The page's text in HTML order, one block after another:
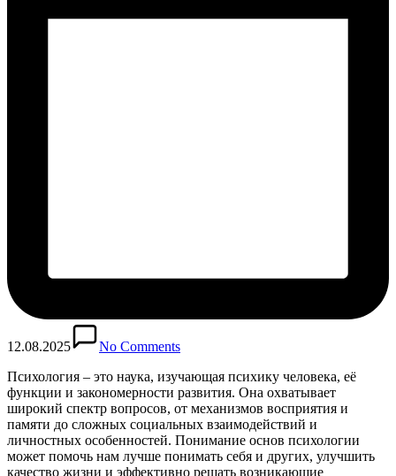
12.08.2025
No Comments
Психология – это наука, изучающая психику человека, её
функции и закономерности развития. Она охватывает
широкий спектр вопросов, от механизмов восприятия и
памяти до сложных социальных взаимодействий и
личностных особенностей. Понимание основ психологии
может помочь нам лучше понимать себя и других, улучшить
качество жизни и эффективно решать возникающие